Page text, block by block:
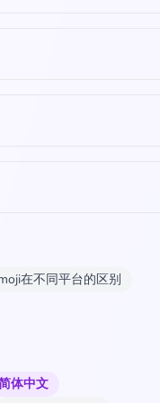
在不同平台的区别
体中文